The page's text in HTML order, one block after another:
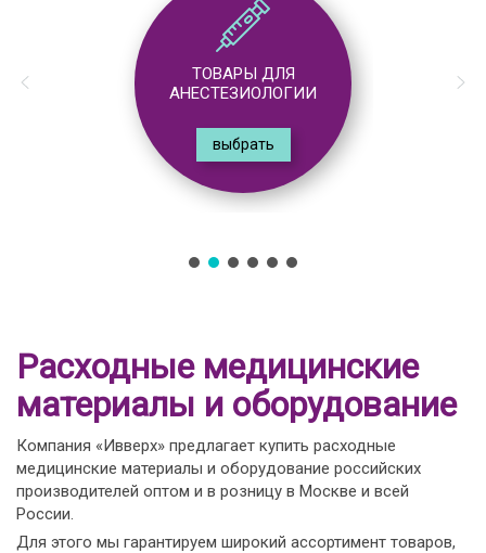
ТОВАРЫ ДЛЯ
АНЕСТЕЗИОЛОГИИ
выбрать
Расходные медицинские
материалы и оборудование
Компания «Ивверх» предлагает купить расходные
медицинские материалы и оборудование российских
производителей оптом и в розницу в Москве и всей
России.
Для этого мы гарантируем широкий ассортимент товаров,